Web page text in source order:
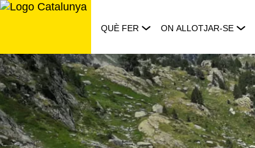
Saltar
QUÈ FER ON ALLOTJAR-SE